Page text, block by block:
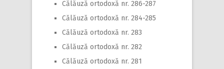
Călăuză ortodoxă nr. 286-287
Călăuză ortodoxă nr. 284-285
Călăuză ortodoxă nr. 283
Călăuză ortodoxă nr. 282
Călăuză ortodoxă nr. 281